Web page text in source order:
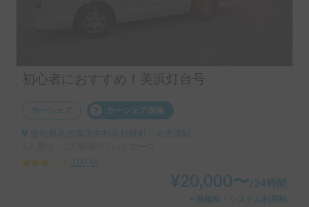
初心者におすすめ！美浜灯台号
カーシェア カーシェア保険
愛知県名古屋市中村区竹橋町, ' 名古屋駅
3.00
¥20,000〜/24時間
＋保険料・システム利用料